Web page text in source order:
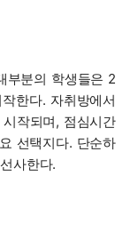
부분의 학생들은 2
한다. 자취방에서
작되며, 점심시간
선택지다. 단순하
사한다.